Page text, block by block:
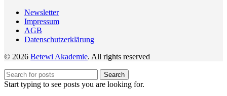
Newsletter
Impressum
AGB
Datenschutzerklärung
© 2026 Betewi Akademie. All rights reserved
Search
Start typing to see posts you are looking for.